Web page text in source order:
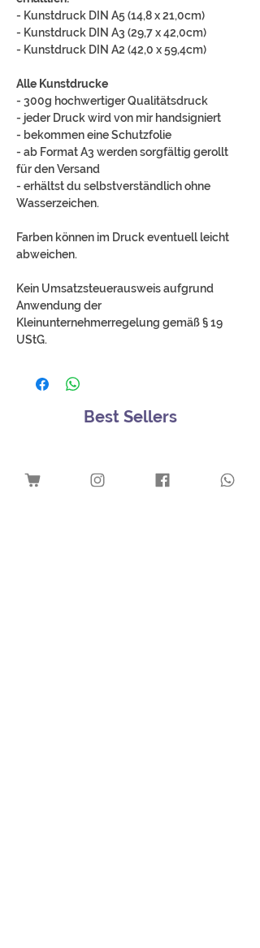
- Kunstdruck DIN A5 (14,8 x 21,0cm)
- Kunstdruck DIN A3 (29,7 x 42,0cm)
- Kunstdruck DIN A2 (42,0 x 59,4cm)
Alle Kunstdrucke
- 300g hochwertiger Qualitätsdruck
- jeder Druck wird von mir handsigniert
- bekommen eine Schutzfolie
- ab Format A3 werden sorgfältig gerollt
für den Versand
- erhältst du selbstverständlich ohne
Wasserzeichen.
Farben können im Druck eventuell leicht
abweichen.
Kein Umsatzsteuerausweis aufgrund
Anwendung der
Kleinunternehmerregelung gemäß § 19
UStG.
Best Sellers
Download